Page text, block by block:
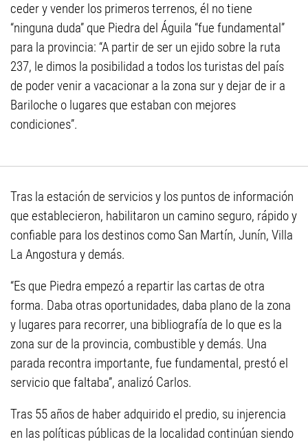
ceder y vender los primeros terrenos, él no tiene
“ninguna duda” que Piedra del Águila “fue fundamental”
para la provincia: “A partir de ser un ejido sobre la ruta
237, le dimos la posibilidad a todos los turistas del país
de poder venir a vacacionar a la zona sur y dejar de ir a
Bariloche o lugares que estaban con mejores
condiciones”.
Tras la estación de servicios y los puntos de información
que establecieron, habilitaron un camino seguro, rápido y
confiable para los destinos como San Martín, Junín, Villa
La Angostura y demás.
“Es que Piedra empezó a repartir las cartas de otra
forma. Daba otras oportunidades, daba plano de la zona
y lugares para recorrer, una bibliografía de lo que es la
zona sur de la provincia, combustible y demás. Una
parada recontra importante, fue fundamental, prestó el
servicio que faltaba”, analizó Carlos.
Tras 55 años de haber adquirido el predio, su injerencia
en las políticas públicas de la localidad continúan siendo